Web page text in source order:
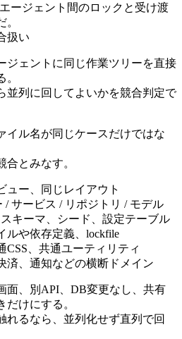
ージェント間のロックと受け渡
扱い
ジェントに同じ作業ツリーを直接
並列に回してよいかを競合判定で
イル名が同じケースだけではな
とみなす。
ュー、同じレイアウト
/ サービス / リポジトリ / モデル
キーマ、シード、設定テーブル
ルや依存定義、lockfile
、共通ユーティリティ
済、通知などの横断ドメイン
面、別API、DB変更なし、共有
けにする。
れるなら、並列化せず直列で回